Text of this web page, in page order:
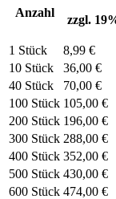
Anzahl
zzgl.
1 Stück
8,99 €
10 Stück
36,00 €
40 Stück
70,00 €
100 Stück 105,00 €
200 Stück 196,00 €
300 Stück 288,00 €
400 Stück 352,00 €
500 Stück 430,00 €
600 Stück 474,00 €